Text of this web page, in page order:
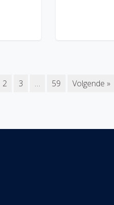
2 3 … 59 Volgende »